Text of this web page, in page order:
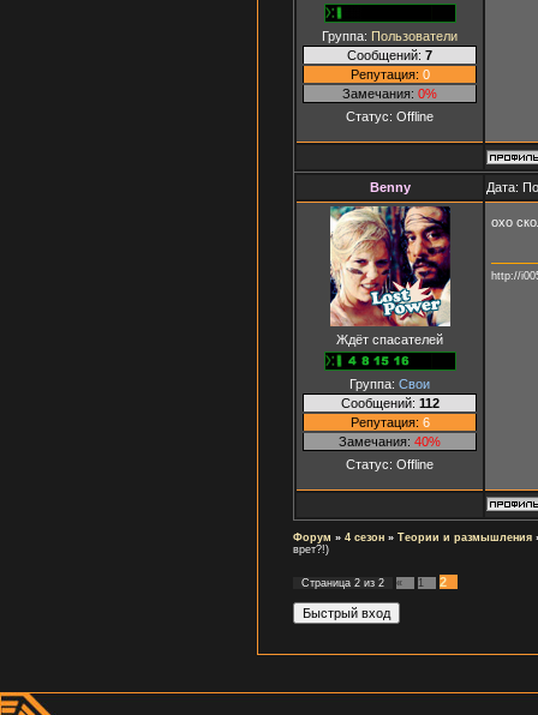
Группа: Пользователи
Сообщений: 7
Репутация: 0
Замечания: 0%
Статус: Offline
Benny Дата:
Ждёт спасателей
Группа: Свои
Сообщений: 112
Репутация: 6
Замечания: 40%
Статус: Offline
охо
http://
Форум » 4 сезон » Теории и размышления
врет?!)
Страница 2 из 2 « 1 2